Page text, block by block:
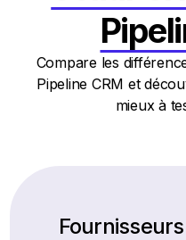
Compare les
Pipeline CRM et
mieux à